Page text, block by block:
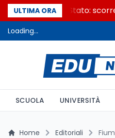
ULTIMA ORA
Consiglio di Stato:
Loading...
SCUOLA UNIVERSITÀ
Home Editoriali